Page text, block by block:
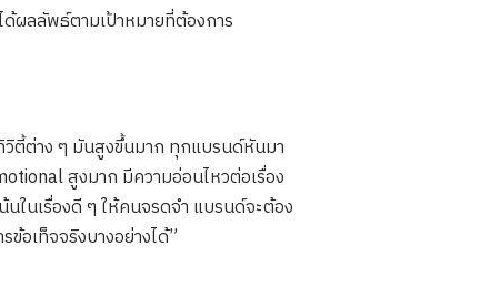
ผลลัพธ์ตามเป้าหมายที่ต้องการ
วิตี้ต่าง ๆ มันสูงขึ้นมาก ทุกแบรนด์หันมา
สูงมาก มีความอ่อนไหวต่อเรื่อง
ในเรื่องดี ๆ ให้คนจรดจำ แบรนด์จะต้อง
อเท็จจริงบางอย่างได้”